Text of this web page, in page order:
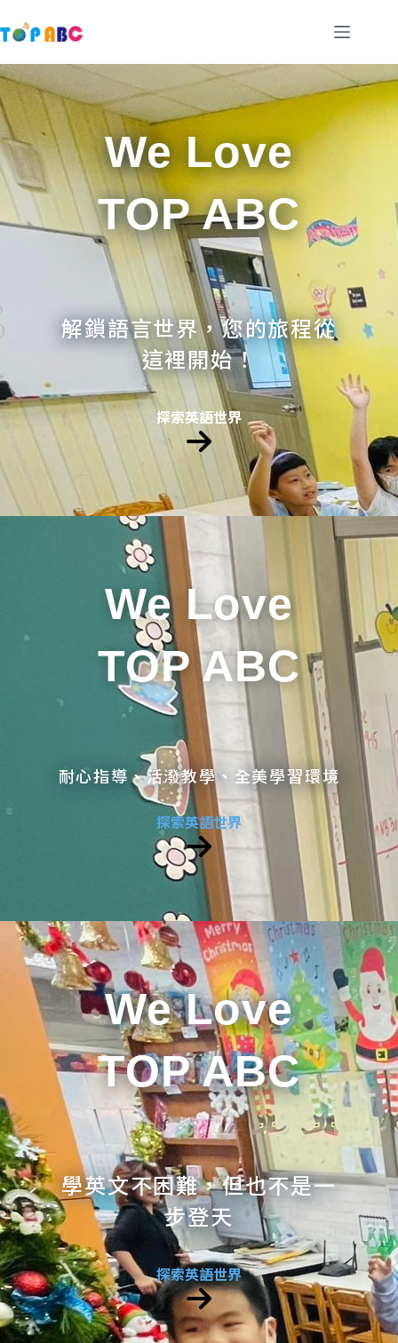
至
要
內
容
We Love
TOP ABC
解鎖語言世界，您的旅程從
這裡開始！
探索英語世界
We Love
TOP ABC
耐心指導、活潑教學、全美學習環境
探索英語世界
We Love
TOP ABC
學英文不困難，但也不是一
步登天
探索英語世界